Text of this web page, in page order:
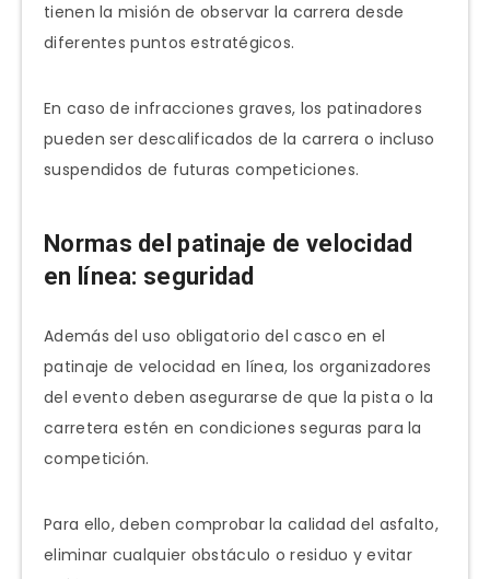
tienen la misión de observar la carrera desde
diferentes puntos estratégicos.
En caso de infracciones graves, los patinadores
pueden ser descalificados de la carrera o incluso
suspendidos de futuras competiciones.
Normas del patinaje de velocidad
en línea: seguridad
Además del uso obligatorio del casco en el
patinaje de velocidad en línea, los organizadores
del evento deben asegurarse de que la pista o la
carretera estén en condiciones seguras para la
competición.
Para ello, deben comprobar la calidad del asfalto,
eliminar cualquier obstáculo o residuo y evitar